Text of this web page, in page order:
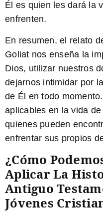
Él es quien les dará la
enfrenten.
En resumen, el relato
Goliat nos enseña la
Dios, utilizar nuestros
dejarnos intimidar por
de Él en todo
aplicables en la vida
quienes pueden
enfrentar sus propios
¿Cómo
Aplicar La
Antiguo
Jóvenes